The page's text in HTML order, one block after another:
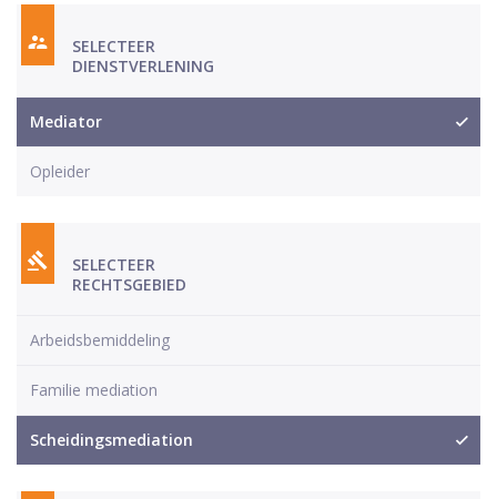
SELECTEER
DIENSTVERLENING
Mediator
Opleider
SELECTEER
RECHTSGEBIED
Arbeidsbemiddeling
Familie mediation
Scheidingsmediation